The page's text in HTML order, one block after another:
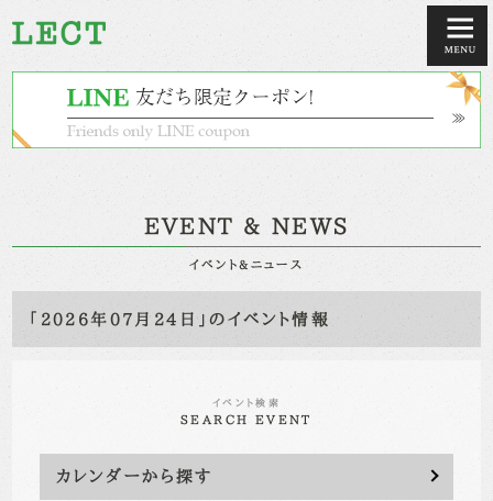
EVENT & NEWS
イベント&ニュース
「2026年07月24日」のイベント情報
イベント検索
SEARCH EVENT
カレンダーから探す